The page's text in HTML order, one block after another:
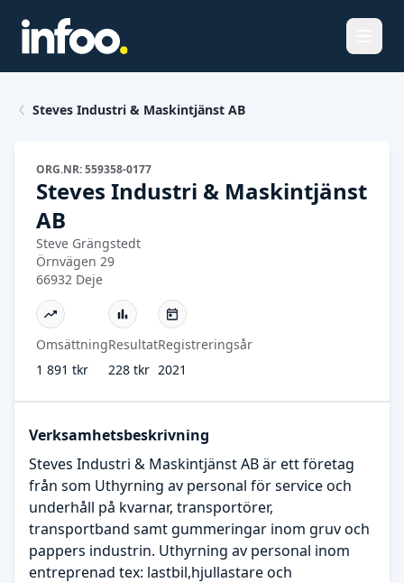
Steves Industri & Maskintjänst AB
ORG.NR: 559358-0177
Steves Industri & Maskintjänst
AB
Steve Grängstedt
Örnvägen 29
66932 Deje
Omsättning
1 891 tkr
Resultat
228 tkr
Registreringsår
2021
Verksamhetsbeskrivning
Steves Industri & Maskintjänst AB är ett företag
från som Uthyrning av personal för service och
underhåll på kvarnar, transportörer,
transportband samt gummeringar inom gruv och
pappers industrin. Uthyrning av personal inom
entreprenad tex: lastbil,hjullastare och